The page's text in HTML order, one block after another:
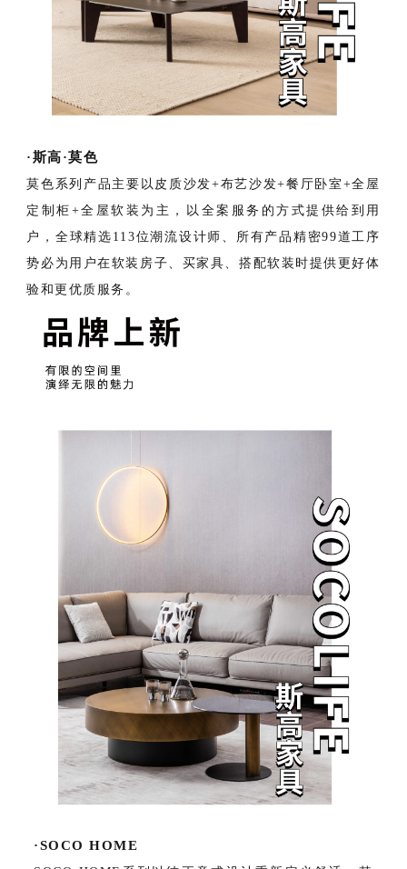
·斯高·莫色
莫色系列产品主要以皮质沙发+布艺沙发+餐厅卧室+全屋
定制柜+全屋软装为主，以全案服务的方式提供给到用
户，全球精选113位潮流设计师、所有产品精密99道工序
势必为用户在软装房子、买家具、搭配软装时提供更好体
验和更优质服务。
·SOCO HOME